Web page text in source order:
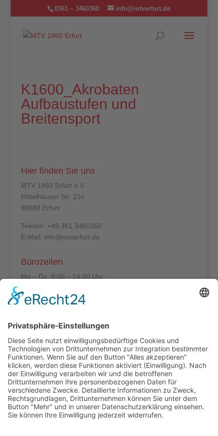
0361 – 3460360 info@mtverfurt.de
K1600_Akrobaten
Aufbaustufen und
Breitensport
Hier finden Sie uns
MTV 1860 Erfurt e.V.
Mittelhäuser Str. 21c
99089 Erfurt
Telefon: +49 361 3460360
E-Mail: info@mtverfurt.de
Bürozeiten
Mo – Do: 8:00 – 14:00 Uhr
Fr: 8:00 – 12:00 Uhr
Termine außerhalb unserer Geschäftszeiten nur
nach Absprache.
Folgt uns auf facebook